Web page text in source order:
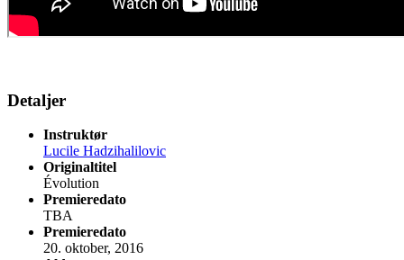
Detaljer
Instruktør
Lucile Hadzihalilovic
Originaltitel
Évolution
Premieredato
TBA
Premieredato
20. oktober, 2016